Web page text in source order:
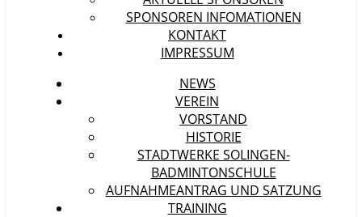
SPONSOREN INFOMATIONEN
KONTAKT
IMPRESSUM
NEWS
VEREIN
VORSTAND
HISTORIE
STADTWERKE SOLINGEN-
BADMINTONSCHULE
AUFNAHMEANTRAG UND SATZUNG
TRAINING